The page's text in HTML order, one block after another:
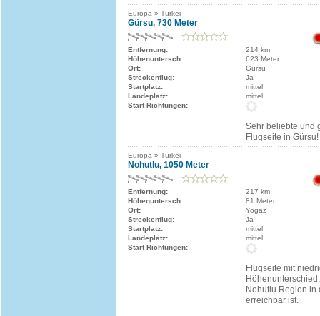
Europa » Türkei
Gürsu, 730 Meter
Entfernung:
214 km
Höhenuntersch.:
623 Meter
Ort:
Gürsu
Streckenflug:
Ja
Startplatz:
mittel
Landeplatz:
mittel
Start Richtungen:
Sehr beliebte und
Flugseite in Gürsu!
Europa » Türkei
Nohutlu, 1050 Meter
Entfernung:
217 km
Höhenuntersch.:
81 Meter
Ort:
Yogaz
Streckenflug:
Ja
Startplatz:
mittel
Landeplatz:
mittel
Start Richtungen:
Flugseite mit
Nohutlu Region in
erreichbar ist.